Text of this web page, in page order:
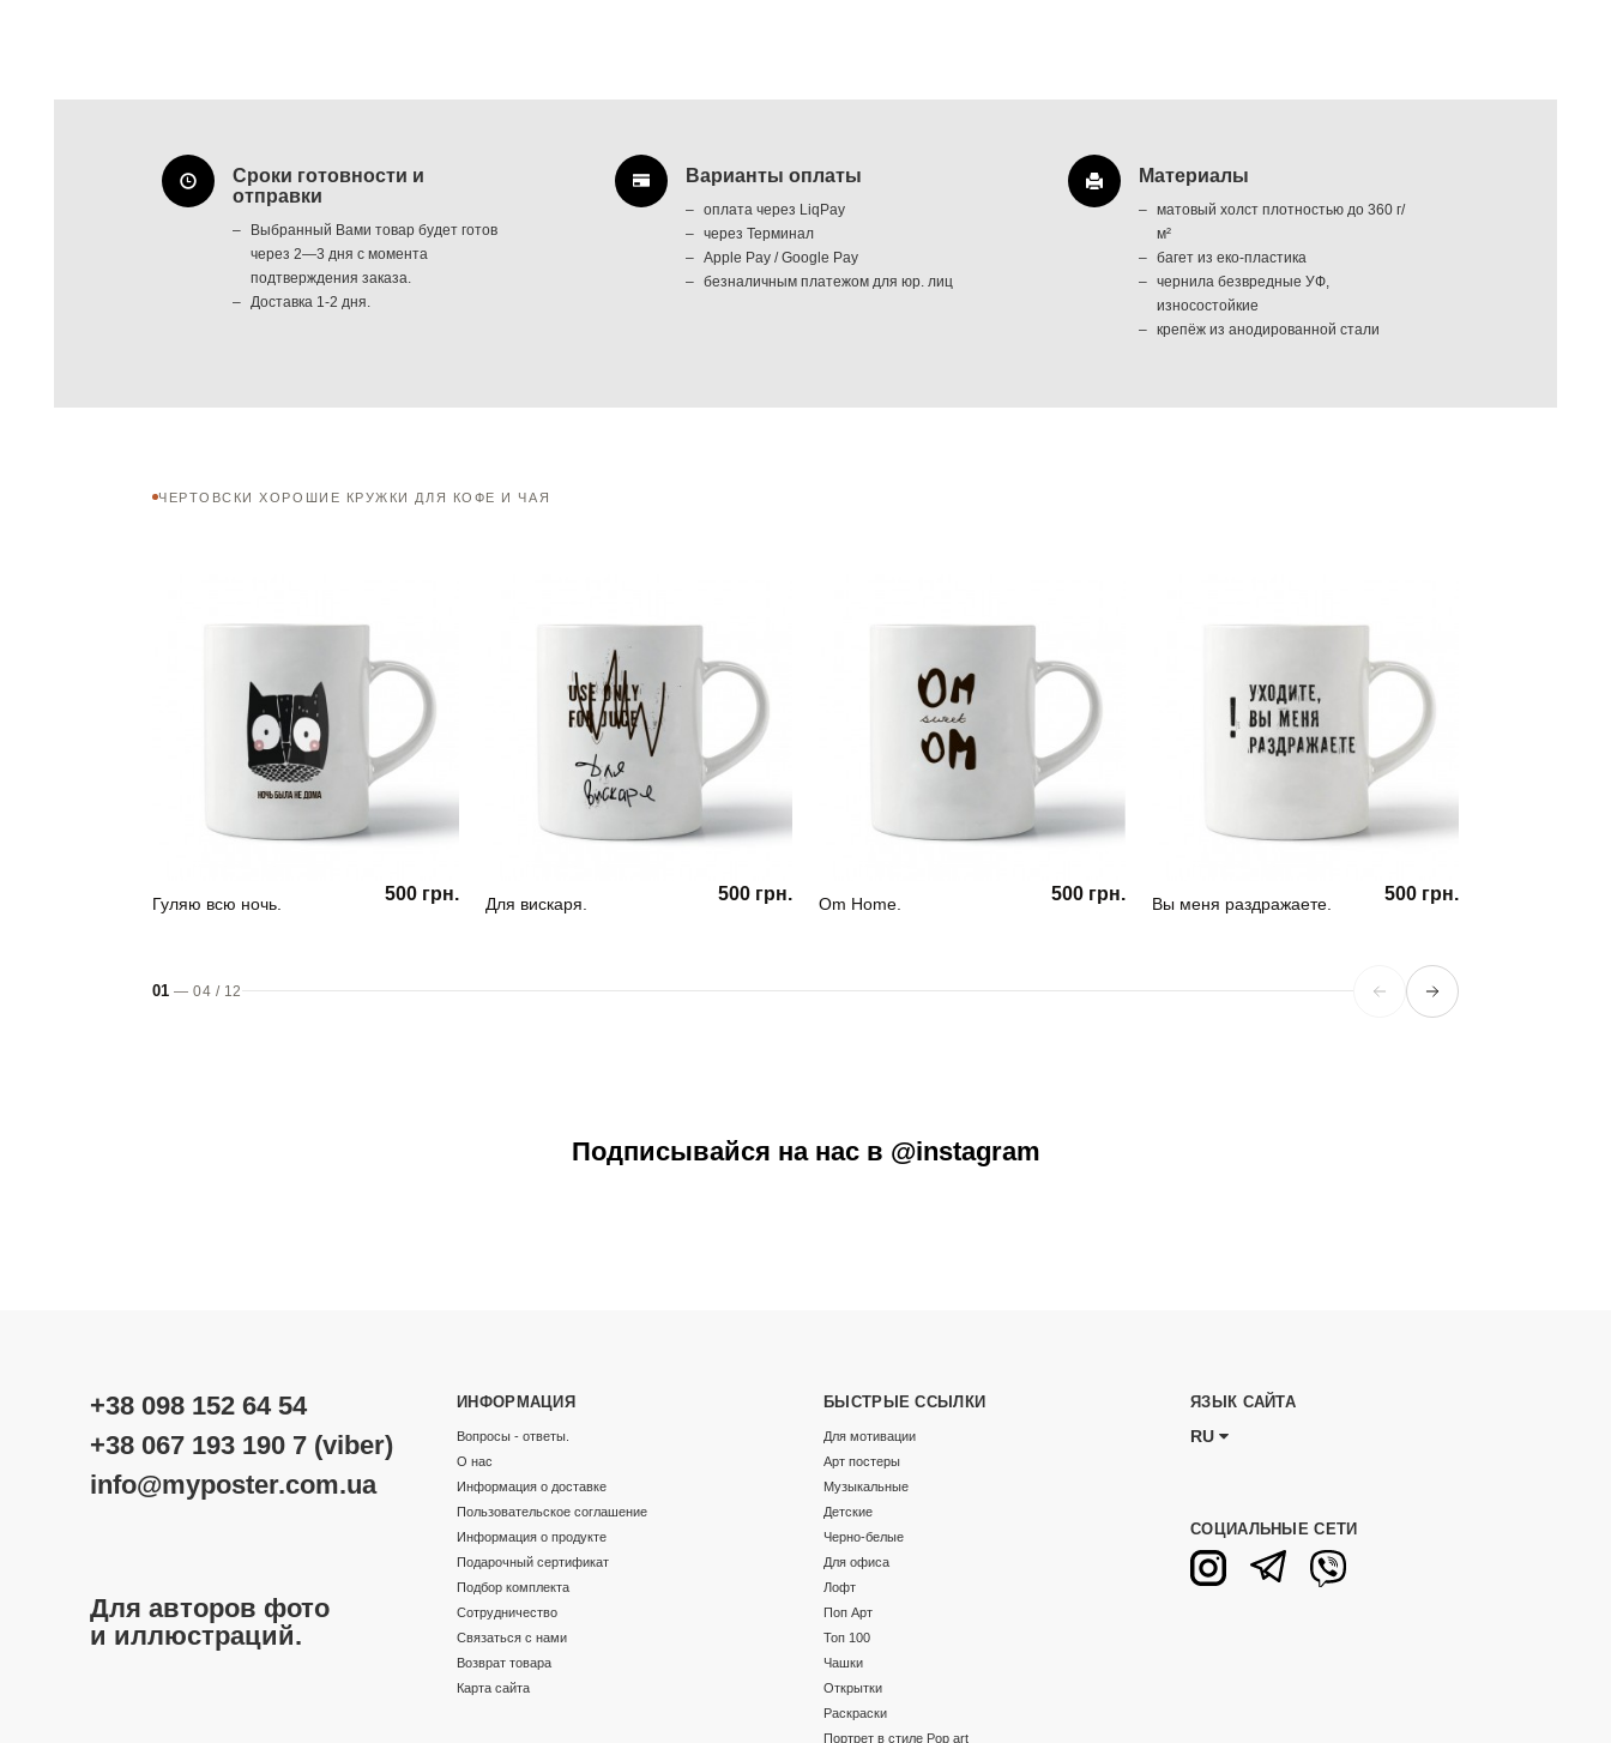
Сроки готовности и
отправки
Выбранный Вами товар будет готов
через 2—3 дня с момента
подтверждения заказа.
Доставка 1-2 дня.
Варианты оплаты
оплата через LiqPay
через Терминал
Apple Pay / Google Pay
безналичным платежом для юр. лиц
Материалы
матовый холст плотностью до 360 г/
м²
багет из еко-пластика
чернила безвредные УФ,
износостойкие
крепёж из анодированной стали
ЧЕРТОВСКИ ХОРОШИЕ КРУЖКИ ДЛЯ КОФЕ И ЧАЯ
Гуляю всю ночь. 500 грн. Для вискаря. 500 грн. Om Home. 500 грн. Вы меня раздражаете. 500 грн.
01 —04 / 12
Подписывайся на нас в @instagram
+38 098 152 64 54
+38 067 193 190 7 (viber)
info@myposter.com.ua
Для авторов фото
и иллюстраций.
ИНФОРМАЦИЯ
Вопросы - ответы.
О нас
Информация о доставке
Пользовательское соглашение
Информация о продукте
Подарочный сертификат
Подбор комплекта
Сотрудничество
Связаться с нами
Возврат товара
Карта сайта
БЫСТРЫЕ ССЫЛКИ
Для мотивации
Арт постеры
Музыкальные
Детские
Черно-белые
Для офиса
Лофт
Поп Арт
Топ 100
Чашки
Открытки
Раскраски
Портрет в стиле Pop art
ЯЗЫК САЙТА
RU
СОЦИАЛЬНЫЕ СЕТИ